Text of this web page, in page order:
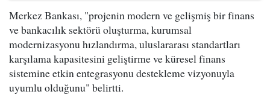
Merkez Bankası, "projenin modern ve gelişmiş bir finans
ve bankacılık sektörü oluşturma, kurumsal
modernizasyonu hızlandırma, uluslararası standartları
karşılama kapasitesini geliştirme ve küresel finans
sistemine etkin entegrasyonu destekleme vizyonuyla
uyumlu olduğunu" belirtti.